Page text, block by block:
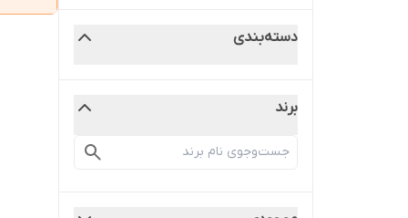
دسته‌بندی
برند